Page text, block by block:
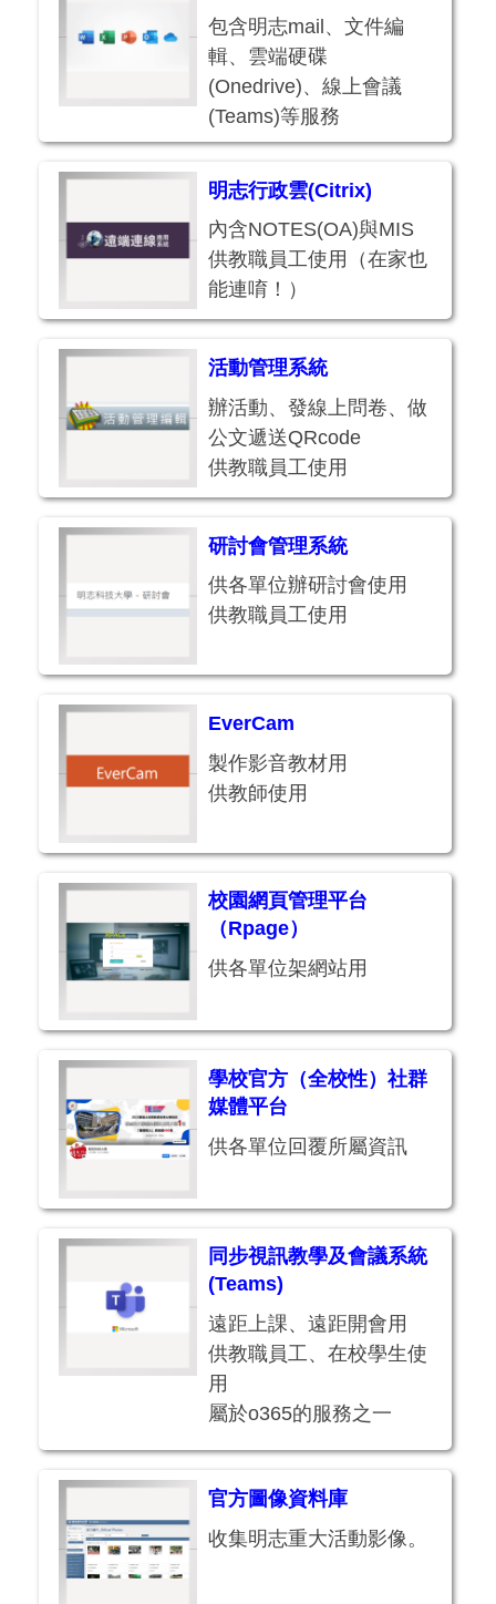
包含明志mail、文件編
輯、雲端硬碟
(Onedrive)、線上會議
(Teams)等服務
供在校學生、教職員工使
用
明志行政雲(Citrix)
內含NOTES(OA)與MIS
供教職員工使用（在家也
能連唷！）
活動管理系統
辦活動、發線上問卷、做
公文遞送QRcode
供教職員工使用
研討會管理系統
供各單位辦研討會使用
供教職員工使用
EverCam
製作影音教材用
供教師使用
校園網頁管理平台
（Rpage）
供各單位架網站用
學校官方（全校性）社群
媒體平台
供各單位回覆所屬資訊
同步視訊教學及會議系統
(Teams)
遠距上課、遠距開會用
供教職員工、在校學生使
用
屬於o365的服務之一
官方圖像資料庫
收集明志重大活動影像。